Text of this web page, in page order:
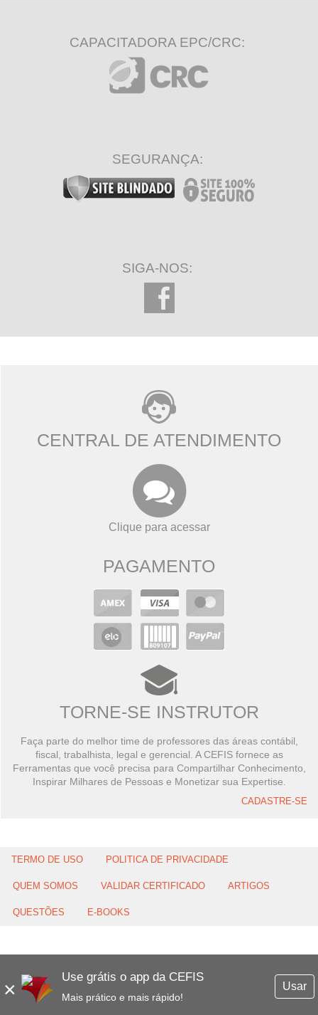
×
Use grátis o app da CEFIS
Mais prático e mais rápido!
Usar
CAPACITADORA EPC/CRC:
SEGURANÇA:
SIGA-NOS:
CENTRAL DE ATENDIMENTO
Clique para acessar
PAGAMENTO
TORNE-SE INSTRUTOR
Faça parte do melhor time de professores das áreas contábil,
fiscal, trabalhista, legal e gerencial. A CEFIS fornece as
Ferramentas que você precisa para Compartilhar Conhecimento,
Inspirar Milhares de Pessoas e Monetizar sua Expertise.
CADASTRE-SE
TERMO DE USO POLITICA DE PRIVACIDADE
QUEM SOMOS VALIDAR CERTIFICADO ARTIGOS
QUESTÕES E-BOOKS